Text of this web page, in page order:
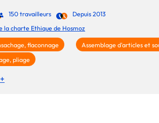
150 travailleurs
Depuis 2013
la charte Ethique de Hosmoz
flaconnage
Assemblage d'articles et
pliage